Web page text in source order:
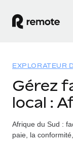
EMPLOI À
Paie
Gérez la
Solutions
COUVERTURE
Ressources
EXPLORATEUR
Gérez
local :
Afrique du Sud :
paie, la